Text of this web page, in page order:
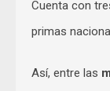
Cuenta con
primas
Así, entre las